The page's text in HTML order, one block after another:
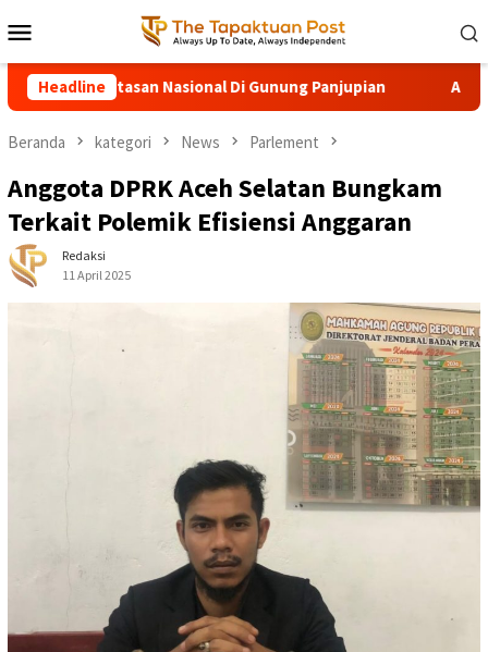
ke
kontenMobile
Headline
Panjupian Angin Kencang Tumbangkan Pohon di
Beranda kategori News Parlement
Anggota DPRK Aceh Selatan Bungkam
Terkait Polemik Efisiensi Anggaran
Redaksi
11 April 2025